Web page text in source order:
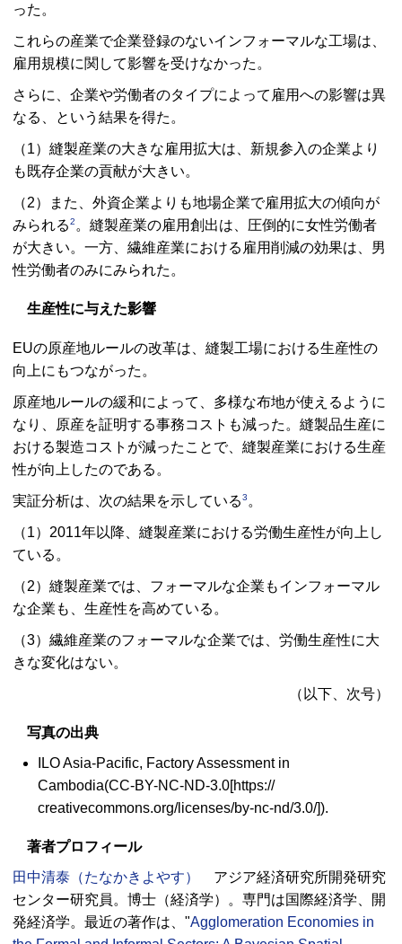
った。
これらの産業で企業登録のないインフォーマルな工場は、
雇用規模に関して影響を受けなかった。
さらに、企業や労働者のタイプによって雇用への影響は異
なる、という結果を得た。
（1）縫製産業の大きな雇用拡大は、新規参入の企業より
も既存企業の貢献が大きい。
（2）また、外資企業よりも地場企業で雇用拡大の傾向が
みられる2 。縫製産業の雇用創出は、圧倒的に女性労働者
が大きい。一方、繊維産業における雇用削減の効果は、男
性労働者のみにみられた。
生産性に与えた影響
EUの原産地ルールの改革は、縫製工場における生産性の
向上にもつながった。
原産地ルールの緩和によって、多様な布地が使えるように
なり、原産を証明する事務コストも減った。縫製品生産に
おける製造コストが減ったことで、縫製産業における生産
性が向上したのである。
実証分析は、次の結果を示している3 。
（1）2011年以降、縫製産業における労働生産性が向上し
ている。
（2）縫製産業では、フォーマルな企業もインフォーマル
な企業も、生産性を高めている。
（3）繊維産業のフォーマルな企業では、労働生産性に大
きな変化はない。
（以下、次号）
写真の出典
ILO Asia-Pacific, Factory Assessment in
Cambodia(CC-BY-NC-ND-3.0[https://
creativecommons.org/licenses/by-nc-nd/3.0/]).
著者プロフィール
田中清泰（たなかきよやす）
アジア経済研究所開発研究
センター研究員。博士（経済学）。専門は国際経済学、開
発経済学。最近の著作は、"Agglomeration Economies in